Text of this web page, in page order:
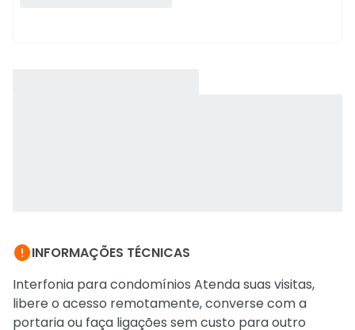
INFORMAÇÕES TÉCNICAS
Interfonia para condomínios Atenda suas visitas,
libere o acesso remotamente, converse com a
portaria ou faça ligações sem custo para outro